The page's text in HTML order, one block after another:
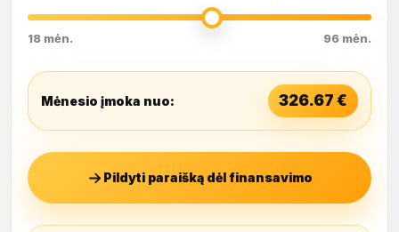
18 mėn. 96 mėn.
Mėnesio įmoka nuo: 326.67 €
Pildyti paraišką dėl finansavimo